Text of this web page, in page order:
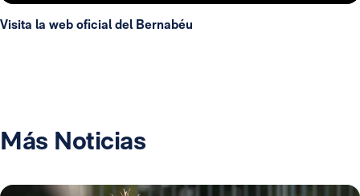
Visita la web oficial del Bernabéu
Más Noticias